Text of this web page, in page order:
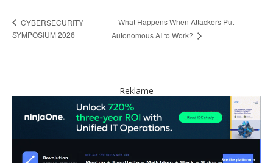
CYBERSECURITY
SYMPOSIUM 2026
What Happens When Attackers Put
Autonomous AI to Work?
Reklame